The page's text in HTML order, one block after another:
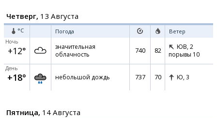
Четверг, 13 Августа
°C Погода Ветер
Ночь
+12°
значительная
облачность
740 82 ЮВ, 2
порывы 10
День
+18° небольшой дождь 737 70 Ю, 3
Пятница, 14 Августа